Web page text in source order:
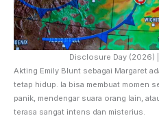
Disclosure Day (2026)
Akting Emily Blunt sebagai Margaret
tetap hidup. Ia bisa membuat momen
panik, mendengar suara orang lain,
terasa sangat intens dan misterius.